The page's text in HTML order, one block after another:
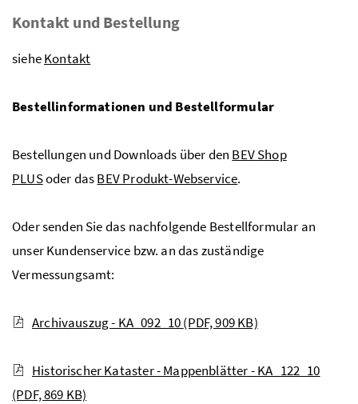
Kontakt und Bestellung
sieheKontakt
Bestellinformationen und Bestellformular
Bestellungen und Downloads über den BEV Shop
PLUSoder dasBEV Produkt-Webservice.
Oder senden Sie das nachfolgende Bestellformular an
unser Kundenservice bzw. an das zuständige
Vermessungsamt:
Archivauszug - KA_092_10(PDF, 909 KB)
Historischer Kataster - Mappenblätter - KA_122_10
(PDF, 869 KB)